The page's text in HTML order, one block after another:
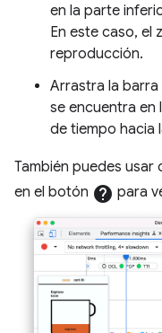
en la parte
En este caso, el
reproducción.
Arrastra la
se encuentra en
de tiempo hacia
También puedes usar
en el botón help para